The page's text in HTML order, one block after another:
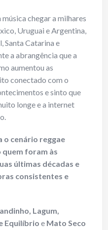
música chegar a milhares
Uruguai e Argentina,
Santa Catarina e
a abrangência que a
aumentou as
conectado com o
e sinto que
longe e a internet
o cenário reggae
quem foram às
últimas décadas e
consistentes e
Lagum,
Equilíbrio e Mato Seco